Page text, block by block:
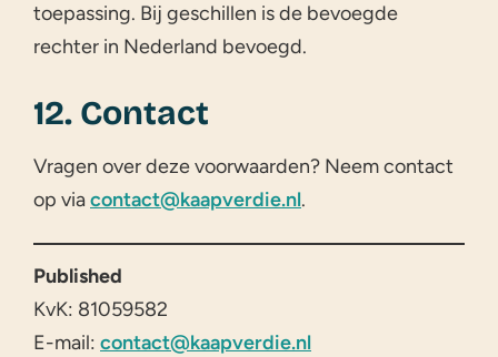
toepassing. Bij geschillen is de bevoegde
rechter in Nederland bevoegd.
12. Contact
Vragen over deze voorwaarden? Neem contact
op viacontact@kaapverdie.nl.
Published
KvK: 81059582
E-mail: contact@kaapverdie.nl